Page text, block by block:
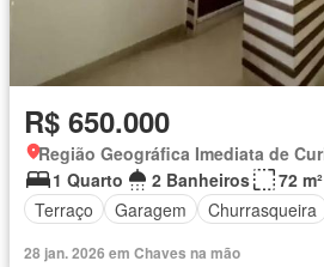
R$ 650.000
1 Quarto
2 Banheiros
72 m²
Terraço
Garagem Churrasqueira
28 jan. 2026 em Chaves na mão